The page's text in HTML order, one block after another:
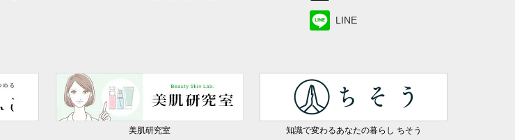
LINE
美肌研究室 知識で変わるあなたの暮らし ちそう